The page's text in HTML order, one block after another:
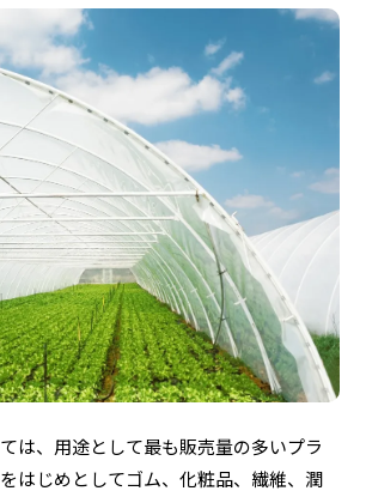
は、用途として最も販売量の多いプラ
はじめとしてゴム、化粧品、繊維、潤